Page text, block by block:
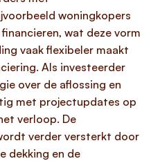
woningkopers
wat deze vorm
vaak flexibeler maakt
Als investeerder
over de aflossing en
met projectupdates op
verloop. De
verder versterkt door
dekking en de